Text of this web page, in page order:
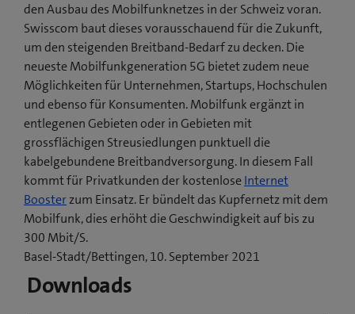
den Ausbau des Mobilfunknetzes in der Schweiz voran.
Swisscom baut dieses vorausschauend für die Zukunft,
um den steigenden Breitband-Bedarf zu decken. Die
neueste Mobilfunkgeneration 5G bietet zudem neue
Möglichkeiten für Unternehmen, Startups, Hochschulen
und ebenso für Konsumenten. Mobilfunk ergänzt in
entlegenen Gebieten oder in Gebieten mit
grossflächigen Streusiedlungen punktuell die
kabelgebundene Breitbandversorgung. In diesem Fall
kommt für Privatkunden der kostenloseInternet
Boosterzum Einsatz. Er bündelt das Kupfernetz mit dem
Mobilfunk, dies erhöht die Geschwindigkeit auf bis zu
300 Mbit/S.
Basel-Stadt/Bettingen, 10. September 2021
Downloads